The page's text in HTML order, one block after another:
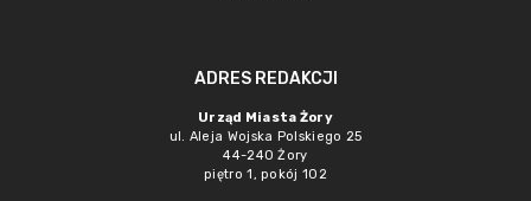
ADRES REDAKCJI
Urząd Miasta Żory
ul. Aleja Wojska Polskiego 25
44-240 Żory
piętro 1, pokój 102